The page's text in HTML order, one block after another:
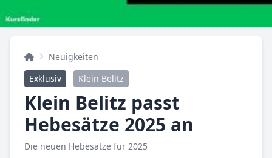
Neuigkeiten
Exklusiv
Klein Belitz
Klein Belitz passt
Hebesätze 2025 an
Die neuen Hebesätze für 2025